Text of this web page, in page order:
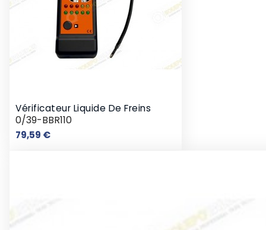
Vérificateur Liquide De Freins
0/39-BBR110
79,59 €Prix